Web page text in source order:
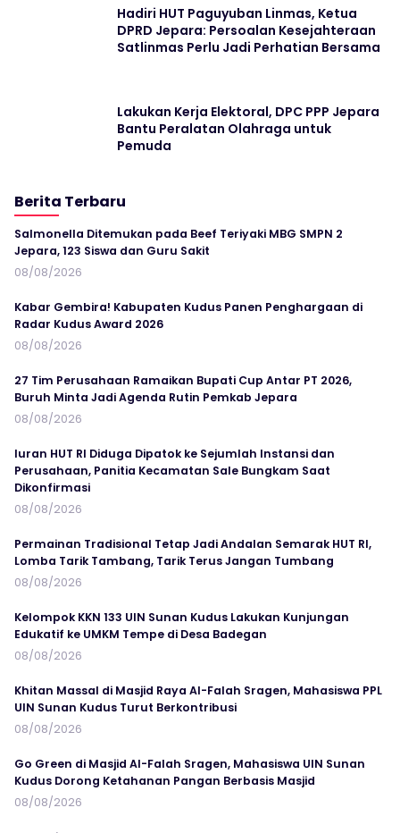
Hadiri HUT Paguyuban Linmas, Ketua
DPRD Jepara: Persoalan Kesejahteraan
Satlinmas Perlu Jadi Perhatian Bersama
Lakukan Kerja Elektoral, DPC PPP Jepara
Bantu Peralatan Olahraga untuk
Pemuda
Berita Terbaru
Salmonella Ditemukan pada Beef Teriyaki MBG SMPN 2
Jepara, 123 Siswa dan Guru Sakit
08/08/2026
Kabar Gembira! Kabupaten Kudus Panen Penghargaan di
Radar Kudus Award 2026
08/08/2026
27 Tim Perusahaan Ramaikan Bupati Cup Antar PT 2026,
Buruh Minta Jadi Agenda Rutin Pemkab Jepara
08/08/2026
Iuran HUT RI Diduga Dipatok ke Sejumlah Instansi dan
Perusahaan, Panitia Kecamatan Sale Bungkam Saat
Dikonfirmasi
08/08/2026
Permainan Tradisional Tetap Jadi Andalan Semarak HUT RI,
Lomba Tarik Tambang, Tarik Terus Jangan Tumbang
08/08/2026
Kelompok KKN 133 UIN Sunan Kudus Lakukan Kunjungan
Edukatif ke UMKM Tempe di Desa Badegan
08/08/2026
Khitan Massal di Masjid Raya Al-Falah Sragen, Mahasiswa PPL
UIN Sunan Kudus Turut Berkontribusi
08/08/2026
Go Green di Masjid Al-Falah Sragen, Mahasiswa UIN Sunan
Kudus Dorong Ketahanan Pangan Berbasis Masjid
08/08/2026